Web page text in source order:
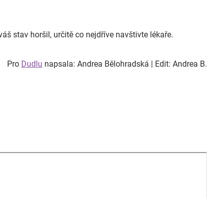
stav horšil, určitě co nejdříve navštivte lékaře.
Pro Dudlu napsala: Andrea Bělohradská | Edit: Andrea B.